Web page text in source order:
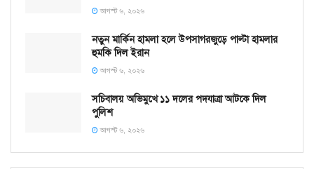
আগস্ট ৬, ২০২৬
নতুন মার্কিন হামলা হলে উপসাগরজুড়ে পাল্টা হামলার
হুমকি দিল ইরান
আগস্ট ৬, ২০২৬
সচিবালয় অভিমুখে ১১ দলের পদযাত্রা আটকে দিল
পুলিশ
আগস্ট ৬, ২০২৬